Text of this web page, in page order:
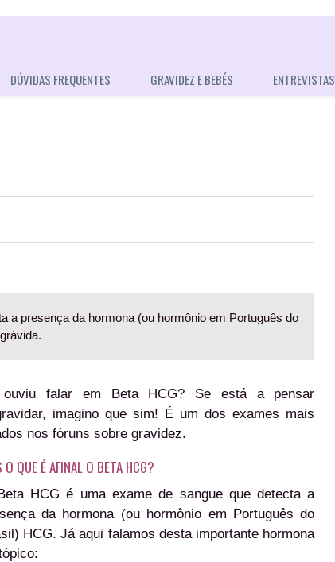
DÚVIDAS FREQUENTES GRAVIDEZ E BEBÉS ENTREVISTAS
a presença da hormona (ou hormônio em Português do
falar em Beta HCG? Se está a pensar
imagino que sim! É um dos exames mais
nos fóruns sobre gravidez.
O QUE É AFINAL O BETA HCG?
HCG é uma exame de sangue que detecta a
da hormona (ou hormônio em Português do
HCG. Já aqui falamos desta importante hormona